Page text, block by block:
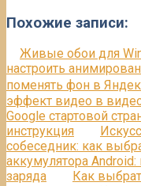
Похожие записи:
Живые обои для
настроить
поменять фон в
эффект видео в
Google стартовой
инструкция
собеседник: как
аккумулятора Android:
заряда
Как